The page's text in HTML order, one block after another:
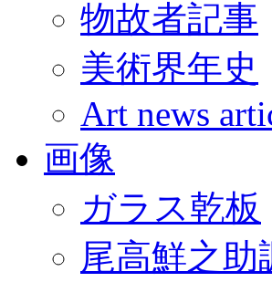
物故者記事
美術界年史
Art news
画像
ガラス乾板
尾高鮮之助